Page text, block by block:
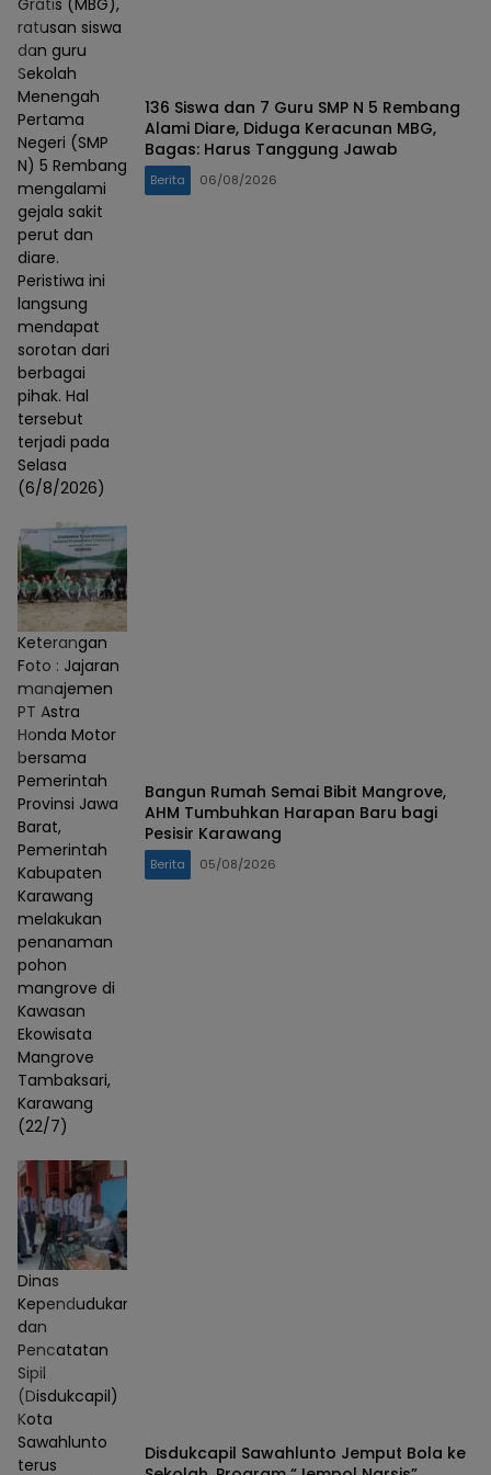
Gratis (MBG),
ratusan siswa
dan guru
Sekolah
Menengah
Pertama
Negeri (SMP
N) 5 Rembang
mengalami
gejala sakit
perut dan
diare.
Peristiwa ini
langsung
mendapat
sorotan dari
berbagai
pihak. Hal
tersebut
terjadi pada
Selasa
(6/8/2026)
136 Siswa dan 7 Guru SMP N 5 Rembang
Alami Diare, Diduga Keracunan MBG,
Bagas: Harus Tanggung Jawab
Berita 06/08/2026
Keterangan
Foto : Jajaran
manajemen
PT Astra
Honda Motor
bersama
Pemerintah
Provinsi Jawa
Barat,
Pemerintah
Kabupaten
Karawang
melakukan
penanaman
pohon
mangrove di
Kawasan
Ekowisata
Mangrove
Tambaksari,
Karawang
(22/7)
Bangun Rumah Semai Bibit Mangrove,
AHM Tumbuhkan Harapan Baru bagi
Pesisir Karawang
Berita 05/08/2026
Dinas
Kependudukan
dan
Pencatatan
Sipil
(Disdukcapil)
Kota
Sawahlunto
terus
Disdukcapil Sawahlunto Jemput Bola ke